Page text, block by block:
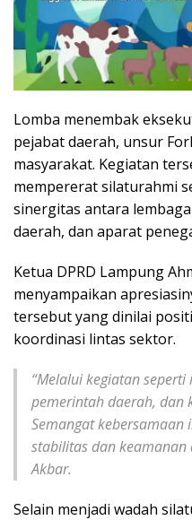
Lomba menembak
pejabat daerah, unsur
masyarakat. Kegiatan
mempererat silaturahmi
sinergitas antara
daerah, dan aparat
Ketua DPRD Lampung
menyampaikan
tersebut yang dinilai
koordinasi lintas sektor.
“Melalui kegiatan
pemerintah daerah, dan
Semangat
stabilitas dan keamanan
Akbar.
Selain menjadi wadah